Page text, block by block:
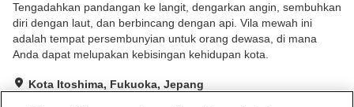
Tengadahkan pandangan ke langit, dengarkan angin, sembuhkan
diri dengan laut, dan berbincang dengan api. Vila mewah ini
adalah tempat persembunyian untuk orang dewasa, di mana
Anda dapat melupakan kebisingan kehidupan kota.
Kota Itoshima, Fukuoka, Jepang